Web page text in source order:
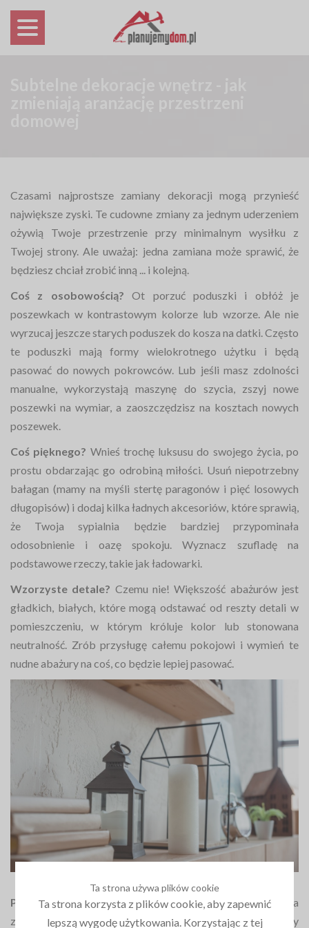
Czasami najprostsze zamiany dekoracji mogą przynieść
największe zyski. Te cudowne zmiany za jednym uderzeniem
ożywią Twoje przestrzenie przy minimalnym wysiłku z
Twojej strony. Ale uważaj: jedna zamiana może sprawić, że
będziesz chciał zrobić inną ... i kolejną.
Coś z osobowością? Ot porzuć poduszki i obłóż je
poszewkach w kontrastowym kolorze lub wzorze. Ale nie
wyrzucaj jeszcze starych poduszek do kosza na datki. Często
te poduszki mają formy wielokrotnego użytku i będą
pasować do nowych pokrowców. Lub jeśli masz zdolności
manualne, wykorzystają maszynę do szycia, zszyj nowe
poszewki na wymiar, a zaoszczędzisz na kosztach nowych
poszewek.
Coś pięknego? Wnieś trochę luksusu do swojego życia, po
prostu obdarzając go odrobiną miłości. Usuń niepotrzebny
bałagan (mamy na myśli stertę paragonów i pięć losowych
długopisów) i dodaj kilka ładnych akcesoriów, które sprawią,
że Twoja sypialnia będzie bardziej przypominała
odosobnienie i oazę spokoju. Wyznacz szufladę na
podstawowe rzeczy, takie jak ładowarki.
Wzorzyste detale? Czemu nie! Większość abażurów jest
gładkich, białych, które mogą odstawać od reszty detali w
pomieszczeniu, w którym króluje kolor lub stonowana
neutralność. Zrób przysługę całemu pokojowi i wymień te
nudne abażury na coś, co będzie lepiej pasować.
Pufy, poduchy, koce, jednym słowem przytulnie!
Ta
zamiana jest szczególnie skuteczna, jeśli Twój stolik kawowy
Ta strona używa plików cookie
Ta strona korzysta z plików cookie, aby zapewnić
lepszą wygodę użytkowania. Korzystając z tej